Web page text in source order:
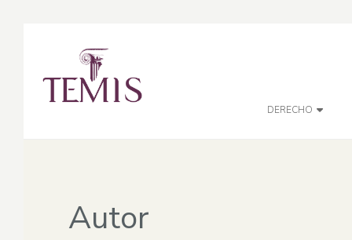
DERECHO
Autor